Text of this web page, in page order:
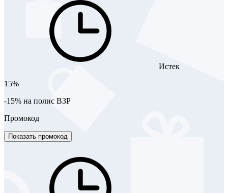
Истек
15%
-15% на полис ВЗР
Промокод
Показать промокод